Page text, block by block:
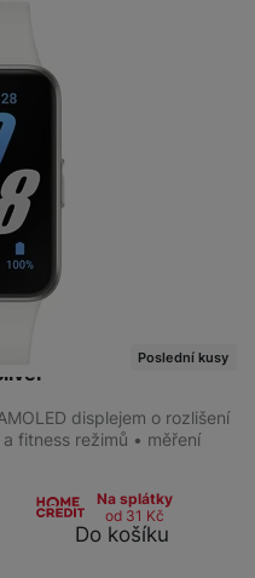
Poslední kusy
displejem o rozlišení
fitness režimů • měření
Na splátky
od 31 Kč
Do košíku